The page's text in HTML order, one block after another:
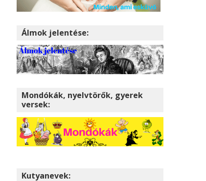
Álmok jelentése:
Mondókák, nyelvtörők, gyerek
versek:
Kutyanevek: